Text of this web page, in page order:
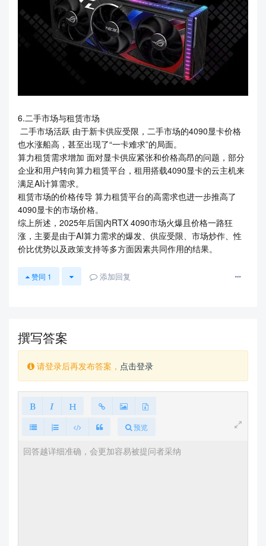
6.二手市场与租赁市场
二手市场活跃 由于新卡供应受限，二手市场的4090显卡价格
也水涨船高，甚至出现了“一卡难求”的局面。
算力租赁需求增加 面对显卡供应紧张和价格高昂的问题，部分
企业和用户转向算力租赁平台，租用搭载4090显卡的云主机来
满足AI计算需求。
租赁市场的价格传导 算力租赁平台的高需求也进一步推高了
4090显卡的市场价格。
综上所述，2025年后国内RTX 4090市场火爆且价格一路狂
涨，主要是由于AI算力需求的爆发、供应受限、市场炒作、性
价比优势以及政策支持等多方面因素共同作用的结果。
赞同 1 添加回复
撰写答案
请登录后再发布答案， 点击登录
预览